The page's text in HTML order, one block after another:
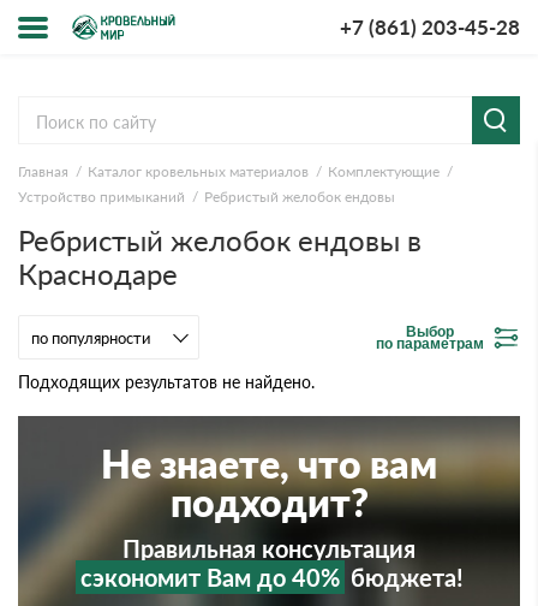
+7 (861) 203-45-28
компании
и оплата
ответы
Главная Каталог кровельных материалов
Комплектующие
Устройство примыканий
Ребристый желобок ендовы
Ребристый желобок ендовы в
Краснодаре
Выбор
по параметрам
Подходящих результатов не найдено.
Не знаете, что вам
подходит?
Правильная консультация
сэкономит Вам до 40% бюджета!